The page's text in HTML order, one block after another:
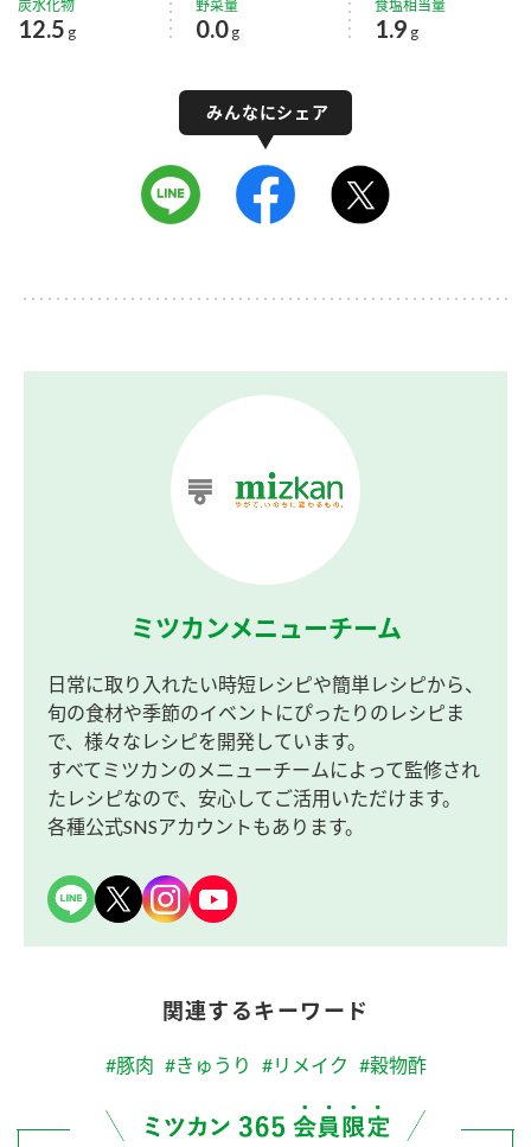
炭水化物
12.5 g
野菜量
0.0g
食塩相当量
1.9 g
ミツカンメニューチーム
日常に取り入れたい時短レシピや簡単レシピから、
旬の食材や季節のイベントにぴったりのレシピま
で、様々なレシピを開発しています。
すべてミツカンのメニューチームによって監修され
たレシピなので、安心してご活用いただけます。
各種公式SNSアカウントもあります。
関連するキーワード
#豚肉 #きゅうり #リメイク #穀物酢